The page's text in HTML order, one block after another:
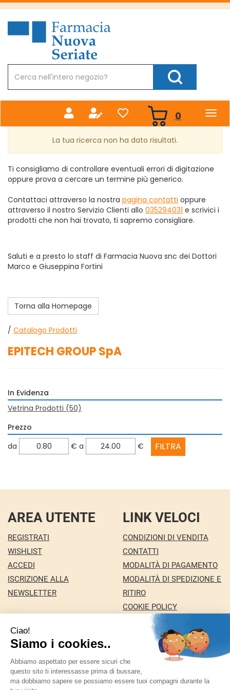
Passa
principale
Farmacia
Nuova
Prodotto
Cerca Prodotto
0 prodotti
inseriti
La tua ricerca non ha dato risultati.
Ti consigliamo di controllare eventuali errori di digitazione
oppure prova a cercare un termine più generico.
Contattaci attraverso la nostra pagina contatti oppure
attraverso il nostro Servizio Clienti allo 035294031 e scrivici i
prodotti che non hai trovato, ti sapremo consigliare.
Saluti e a presto lo staff di Farmacia Nuova snc dei Dottori
Marco e Giuseppina Fortini
Torna alla Homepage
/ Catalogo Prodotti
EPITECH GROUP SpA
In Evidenza
Vetrina Prodotti (50)
Prezzo
filtra
da € filtra
a €
AREA UTENTE
REGISTRATI
WISHLIST
ACCEDI
ISCRIZIONE ALLA
NEWSLETTER
LINK VELOCI
CONDIZIONI DI VENDITA
CONTATTI
MODALITÀ DI PAGAMENTO
MODALITÀ DI SPEDIZIONE E
RITIRO
COOKIE POLICY
INFORMATIVA PRIVACY
Farmacia Nuova snc dei Dottori Marco e
Giuseppina Fortini - Via Italia 72 24068 Seriate (BG)
marforti@tin.it|Tel.: 035294031| P.Iva: 03258590169 |